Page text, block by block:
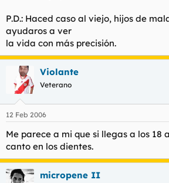
P.D.: Haced caso al viejo, hijos de
ayudaros a ver
la vida con más precisión.
Violante
Veterano
12 Feb 2006
Me parece a mi que si llegas a los 18
canto en los dientes.
micropene II